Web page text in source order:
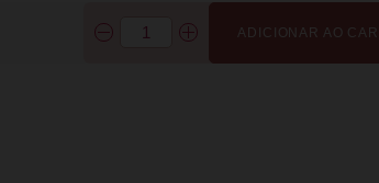
ADICIONAR AO